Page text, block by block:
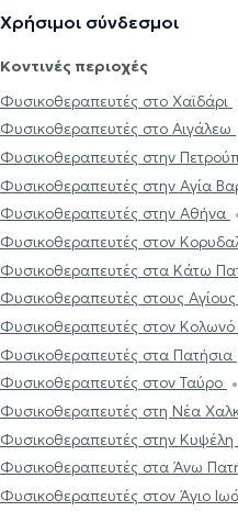
Χρήσιμοι σύνδεσμοι
Κοντινές περιοχές
Φυσικοθεραπευτές στο Χαϊδάρι
Φυσικοθεραπευτές στο Αιγάλεω
Φυσικοθεραπευτές στην
Φυσικοθεραπευτές στην Αγία
Φυσικοθεραπευτές στην Αθήνα
Φυσικοθεραπευτές στον
Φυσικοθεραπευτές στα Κάτω
Φυσικοθεραπευτές στους
Φυσικοθεραπευτές στον Κολωνό
Φυσικοθεραπευτές στα Πατήσια
Φυσικοθεραπευτές στον Ταύρο
Φυσικοθεραπευτές στη Νέα
Φυσικοθεραπευτές στην Κυψέλη
Φυσικοθεραπευτές στα Άνω
Φυσικοθεραπευτές στον Άγιο